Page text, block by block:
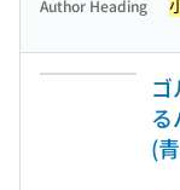
Author Heading
(